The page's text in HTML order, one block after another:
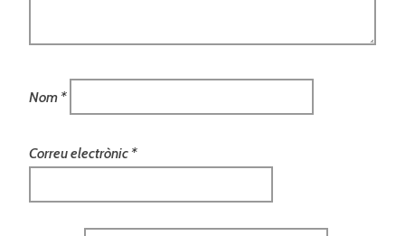
Nom *
Correu electrònic *